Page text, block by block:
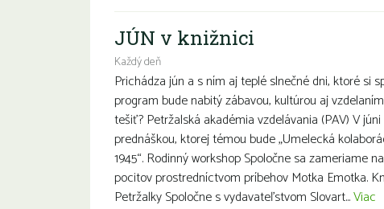
JÚN v knižnici
Každý deň
Prichádza jún a s ním aj teplé slnečné dni, ktoré si
program bude nabitý zábavou, kultúrou aj
tešiť? Petržalská akadémia vzdelávania (PAV) V
prednáškou, ktorej témou bude „Umelecká
1945“. Rodinný workshop Spoločne sa zameriame
pocitov prostredníctvom príbehov Motka Emotka.
Petržalky Spoločne s vydavateľstvom Slovart...Viac